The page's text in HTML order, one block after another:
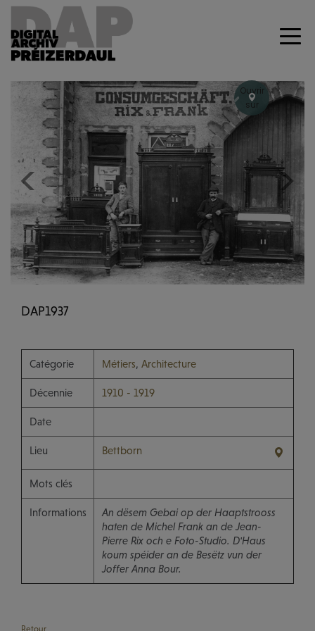
Ouvrir
sur
Geoportal
–
Previous Next
DAP1937
Catégorie Métiers, Architecture
Décennie 1910 - 1919
Date
Lieu Bettborn
Mots clés
Informations
An dësem Gebai op der Haaptstrooss
haten de Michel Frank an de Jean-
Pierre Rix och e Foto-Studio. D'Haus
koum spéider an de Besëtz vun der
Joffer Anna Bour.
Retour